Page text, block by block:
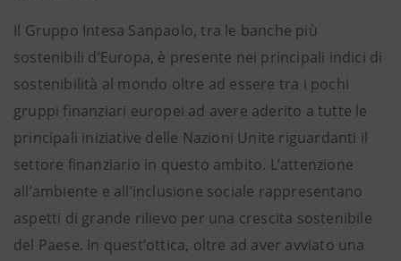
Il Gruppo Intesa Sanpaolo, tra le banche più
sostenibili d’Europa, è presente nei principali indici di
sostenibilità al mondo oltre ad essere tra i pochi
gruppi finanziari europei ad avere aderito a tutte le
principali iniziative delle Nazioni Unite riguardanti il
settore finanziario in questo ambito. L’attenzione
all’ambiente e all’inclusione sociale rappresentano
aspetti di grande rilievo per una crescita sostenibile
del Paese. In quest’ottica, oltre ad aver avviato una